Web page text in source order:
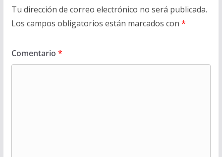
Tu dirección de correo electrónico no será publicada.
Los campos obligatorios están marcados con *
Comentario *